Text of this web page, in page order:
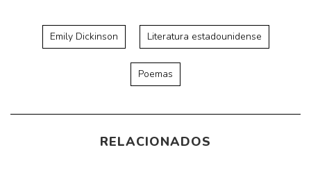
Emily Dickinson Literatura estadounidense
Poemas
RELACIONADOS